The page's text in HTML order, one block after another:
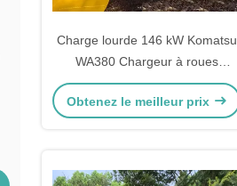
Charge lourde 146 kW Komatsu
WA380 Chargeur à roues
d'occasion 5 tonnes Charge pour
l'agriculture
Obtenez le meilleur prix